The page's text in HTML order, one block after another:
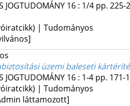
JOGTUDOMÁNY 16: 1/4 pp. 225-
| Tudományos
üzemi baleseti
JOGTUDOMÁNY 16: 1-4 pp. 171-
| Tudományos
láttamozott]